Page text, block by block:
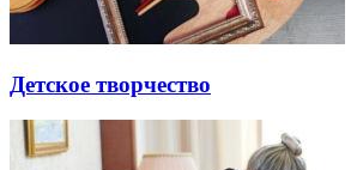
Детское творчество